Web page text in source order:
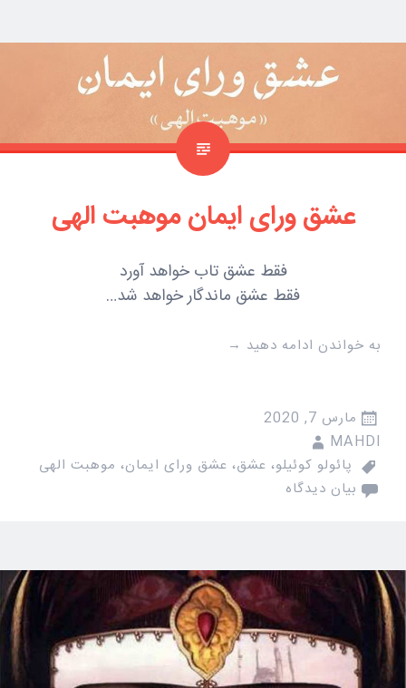
عشق ورای ایمان موهبت الهی
فقط عشق تاب خواهد آورد
فقط عشق ماندگار خواهد شد…
به خواندن ادامه دهید →
مارس 7, 2020
MAHDI
پائولو کوئیلو، عشق، عشق ورای ایمان، موهبت الهی
بیان دیدگاه